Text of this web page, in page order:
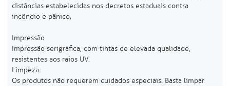
distâncias estabelecidas nos decretos estaduais contra
incêndio e pânico.
Impressão
Impressão serigráfica, com tintas de elevada qualidade,
resistentes aos raios UV.
Limpeza
Os produtos não requerem cuidados especiais. Basta limpar